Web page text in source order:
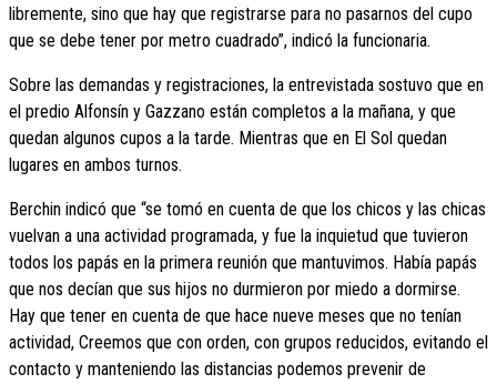
libremente, sino que hay que registrarse para no pasarnos del cupo
que se debe tener por metro cuadrado”, indicó la funcionaria.
Sobre las demandas y registraciones, la entrevistada sostuvo que en
el predio Alfonsín y Gazzano están completos a la mañana, y que
quedan algunos cupos a la tarde. Mientras que en El Sol quedan
lugares en ambos turnos.
Berchin indicó que “se tomó en cuenta de que los chicos y las chicas
vuelvan a una actividad programada, y fue la inquietud que tuvieron
todos los papás en la primera reunión que mantuvimos. Había papás
que nos decían que sus hijos no durmieron por miedo a dormirse.
Hay que tener en cuenta de que hace nueve meses que no tenían
actividad, Creemos que con orden, con grupos reducidos, evitando el
contacto y manteniendo las distancias podemos prevenir de